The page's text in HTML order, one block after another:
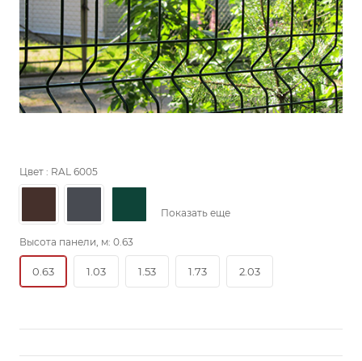
Цвет : RAL 6005
Показать еще
Высота панели, м: 0.63
0.63 1.03 1.53 1.73 2.03